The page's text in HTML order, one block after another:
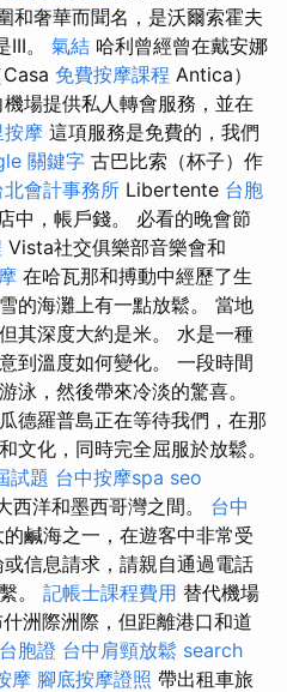
和奢華而聞名，是沃爾索霍夫
III。 氣結 哈利曾經曾在戴安娜
免費按摩課程 Antica）
場提供私人轉會服務，並在
按摩 這項服務是免費的，我們
關鍵字 古巴比索（杯子）作
北會計事務所 Libertente 台胞
中，帳戶錢。 必看的晚會節
Vista社交俱樂部音樂會和
在哈瓦那和搏動中經歷了生
的海灘上有一點放鬆。 當地
其深度大約是米。 水是一種
到溫度如何變化。 一段時間
泳，然後帶來冷淡的驚喜。
德羅普島正在等待我們，在那
文化，同時完全屈服於放鬆。
試題 台中按摩spa seo
西洋和墨西哥灣之間。 台中
鹹海之一，在遊客中非常受
信息請求，請親自通過電話
。 記帳士課程費用 替代機場
洲際洲際，但距離港口和道
胞證 台中肩頸放鬆 search
摩 腳底按摩證照 帶出租車旅